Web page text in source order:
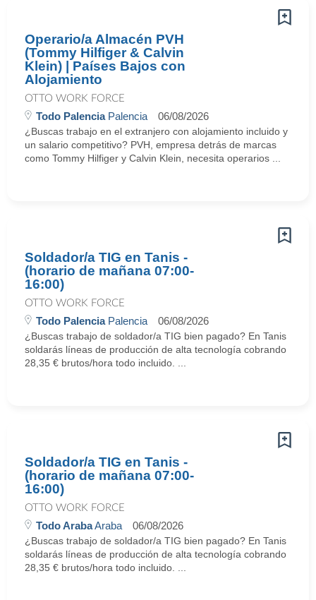
Operario/a Almacén PVH
(Tommy Hilfiger & Calvin
Klein) | Países Bajos con
Alojamiento
OTTO WORK FORCE
Todo PalenciaPalencia 06/08/2026
¿Buscas trabajo en el extranjero con alojamiento incluido y
un salario competitivo? PVH, empresa detrás de marcas
como Tommy Hilfiger y Calvin Klein, necesita operarios ...
Soldador/a TIG en Tanis -
(horario de mañana 07:00-
16:00)
OTTO WORK FORCE
Todo PalenciaPalencia 06/08/2026
¿Buscas trabajo de soldador/a TIG bien pagado? En Tanis
soldarás líneas de producción de alta tecnología cobrando
28,35 € brutos/hora todo incluido. ...
Soldador/a TIG en Tanis -
(horario de mañana 07:00-
16:00)
OTTO WORK FORCE
Todo ArabaAraba 06/08/2026
¿Buscas trabajo de soldador/a TIG bien pagado? En Tanis
soldarás líneas de producción de alta tecnología cobrando
28,35 € brutos/hora todo incluido. ...